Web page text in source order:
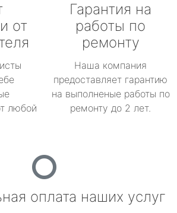
от
любой
Гарантия на
работы по
ремонту
Наша компания
предоставляет гарантию
на выполненые работы по
ремонту до 2 лет.
оплата наших услуг